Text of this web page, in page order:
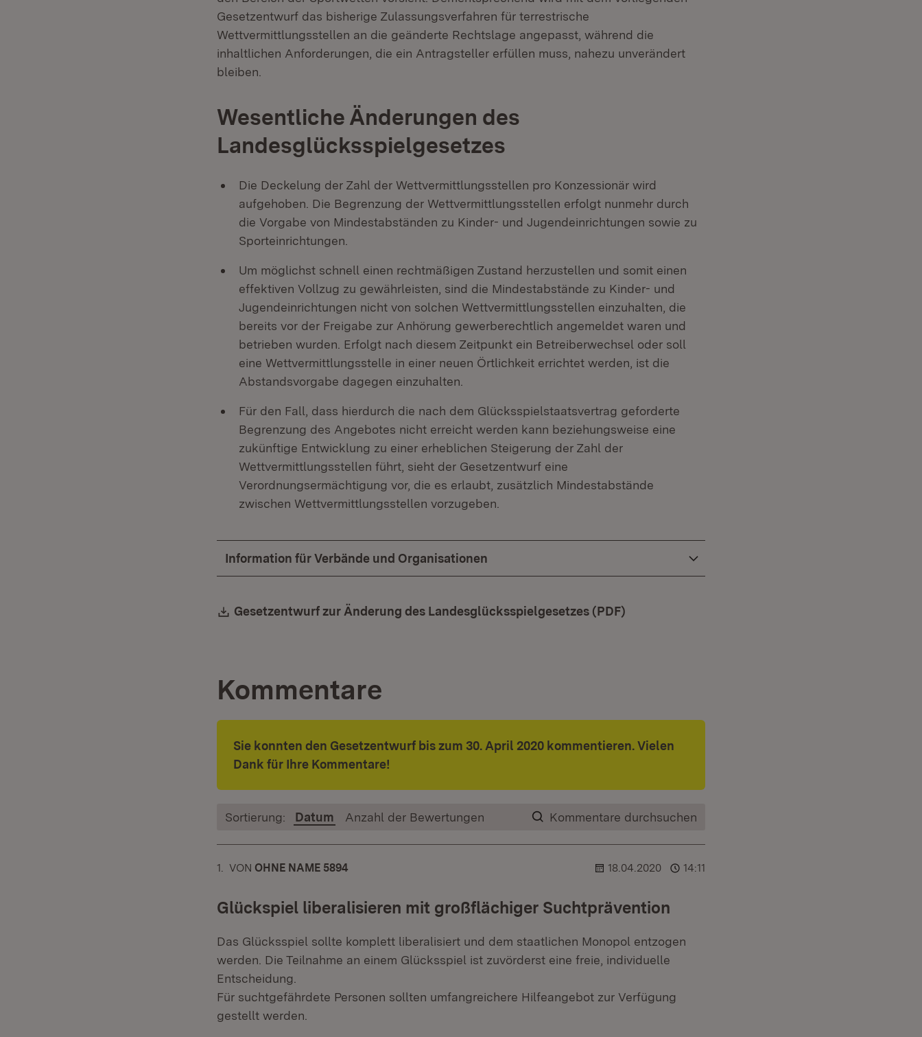
Gesetzentwurf das bisherige Zulassungsverfahren für terrestrische
Wettvermittlungsstellen an die geänderte Rechtslage angepasst, während die
inhaltlichen Anforderungen, die ein Antragsteller erfüllen muss, nahezu unverändert
bleiben.
Wesentliche Änderungen des
Landesglücksspielgesetzes
Die Deckelung der Zahl der Wettvermittlungsstellen pro Konzessionär wird
aufgehoben. Die Begrenzung der Wettvermittlungsstellen erfolgt nunmehr durch
die Vorgabe von Mindestabständen zu Kinder- und Jugendeinrichtungen sowie zu
Sporteinrichtungen.
Um möglichst schnell einen rechtmäßigen Zustand herzustellen und somit einen
effektiven Vollzug zu gewährleisten, sind die Mindestabstände zu Kinder- und
Jugendeinrichtungen nicht von solchen Wettvermittlungsstellen einzuhalten, die
bereits vor der Freigabe zur Anhörung gewerberechtlich angemeldet waren und
betrieben wurden. Erfolgt nach diesem Zeitpunkt ein Betreiberwechsel oder soll
eine Wettvermittlungsstelle in einer neuen Örtlichkeit errichtet werden, ist die
Abstandsvorgabe dagegen einzuhalten.
Für den Fall, dass hierdurch die nach dem Glücksspielstaatsvertrag geforderte
Begrenzung des Angebotes nicht erreicht werden kann beziehungsweise eine
zukünftige Entwicklung zu einer erheblichen Steigerung der Zahl der
Wettvermittlungsstellen führt, sieht der Gesetzentwurf eine
Verordnungsermächtigung vor, die es erlaubt, zusätzlich Mindestabstände
zwischen Wettvermittlungsstellen vorzugeben.
Information für Verbände und Organisationen
Download:
Gesetzentwurf zur Änderung des Landesglücksspielgesetzes (PDF)
Kommentare
Sie konnten den Gesetzentwurf bis zum 30. April 2020 kommentieren. Vielen
Dank für Ihre Kommentare!
Kommentare durchsuchen
Sortierung: Datum Anzahl der Bewertungen
1. KOMMENTAR
VON :OHNE NAME 5894 18.04.2020 14:11
Glückspiel liberalisieren mit großflächiger Suchtprävention
Das Glücksspiel sollte komplett liberalisiert und dem staatlichen Monopol entzogen
werden. Die Teilnahme an einem Glücksspiel ist zuvörderst eine freie, individuelle
Entscheidung.
Für suchtgefährdete Personen sollten umfangreichere Hilfeangebot zur Verfügung
gestellt werden.